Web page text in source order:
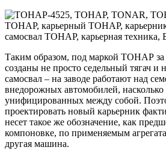
Таким образом, под маркой ТОНАР за
созданы не просто седельный тягач и
самосвал – на заводе работают над
внедорожных автомобилей,
унифицированных между собой.
проектировать новый карьерник
несет такое же обозначение, как
компоновке, по применяемым
другая машина.